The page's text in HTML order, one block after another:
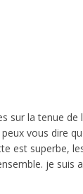
sur la tenue
vous dire
est superbe,
je suis